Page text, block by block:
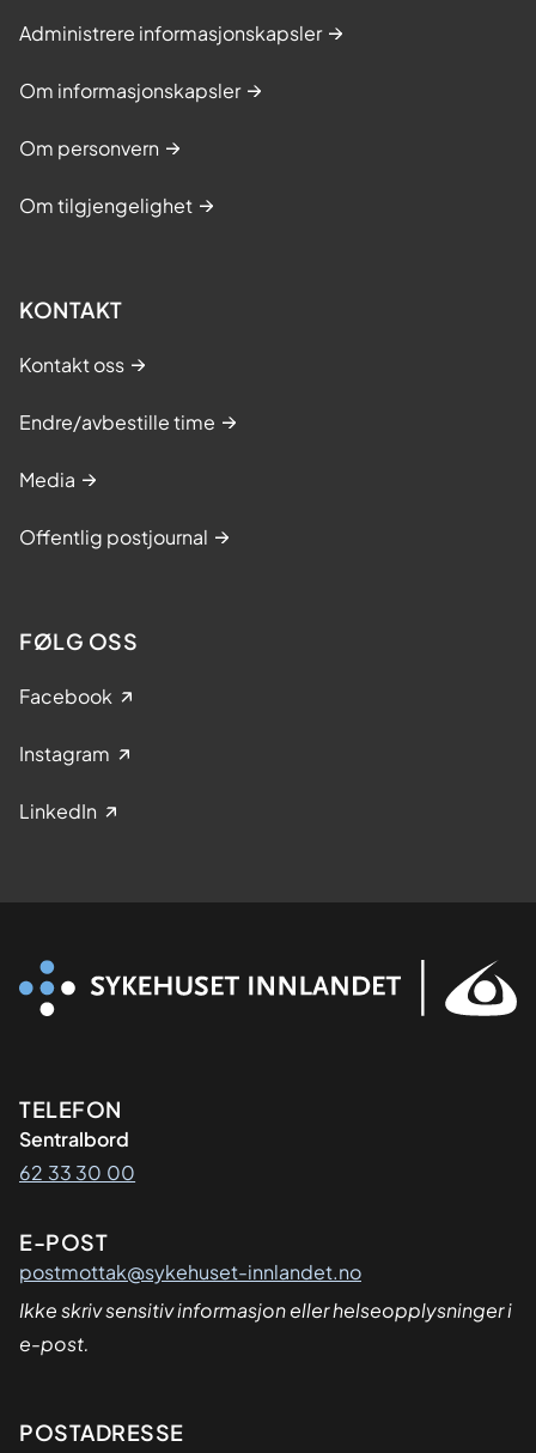
Administrere informasjonskapsler
Om informasjonskapsler
Om personvern
Om tilgjengelighet
KONTAKT
Kontakt oss
Endre/avbestille time
Media
Offentlig postjournal
FØLG OSS
Facebook
Instagram
LinkedIn
Kontaktinformasjon
TELEFON
Sentralbord
62 33 30 00
E-POST
postmottak@sykehuset-innlandet.no
Ikke skriv sensitiv informasjon eller helseopplysninger i
e-post.
Adresse
POSTADRESSE